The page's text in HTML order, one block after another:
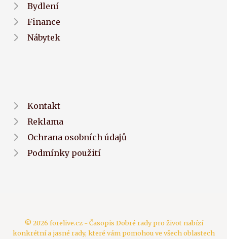
Bydlení
Finance
Nábytek
Kontakt
Reklama
Ochrana osobních údajů
Podmínky použití
© 2026 forelive.cz - Časopis Dobré rady pro život nabízí
konkrétní a jasné rady, které vám pomohou ve všech oblastech